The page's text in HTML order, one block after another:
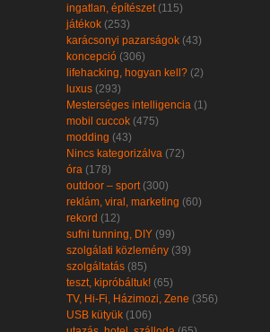
ingatlan, építészet (115)
játékok (253)
karácsonyi pazarságok (43)
koncepció (306)
lifehacking, hogyan kell? (2)
luxus (293)
Mesterséges intelligencia (1)
mobil cuccok (475)
modding (43)
Nincs kategorizálva (72)
óra (178)
outdoor – sport (300)
reklám, viral, marketing (60)
rekord (12)
sufni tunning, DIY (99)
szolgálati közlemény (39)
szolgáltatás (85)
teszt, kipróbáltuk! (65)
TV, Hi-Fi, Házimozi, Zene (356)
USB kütyük (106)